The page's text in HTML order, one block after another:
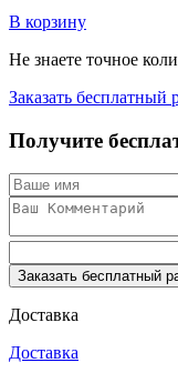
В корзину
Не знаете точное
Заказать бесплатный
Получите
Заказать бесплатный
Доставка
Доставка